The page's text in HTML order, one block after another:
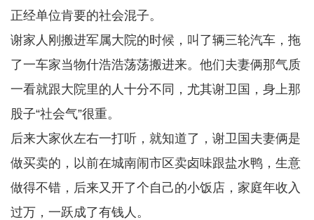
正经单位肯要的社会混子。
谢家人刚搬进军属大院的时候，叫了辆三轮汽车，拖
了一车家当物什浩浩荡荡搬进来。他们夫妻俩那气质
一看就跟大院里的人十分不同，尤其谢卫国，身上那
股子“社会气”很重。
后来大家伙左右一打听，就知道了，谢卫国夫妻俩是
做买卖的，以前在城南闹市区卖卤味跟盐水鸭，生意
做得不错，后来又开了个自己的小饭店，家庭年收入
过万，一跃成了有钱人。